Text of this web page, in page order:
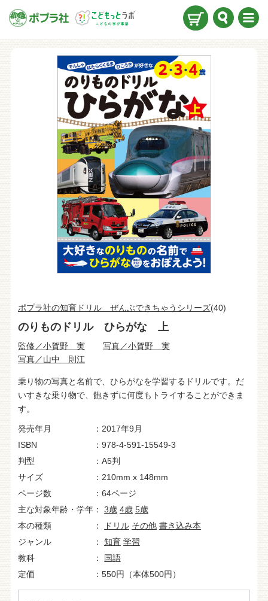
ュー
ポプラ社の知育ドリル ぜんぶできちゃうシリーズ(40)
のりものドリル ひらがな 上
監修／小賀野 実
写真／小賀野 実
写真／山中 則江
乗り物の写真と名前で、ひらがなを学習するドリルです。だ
いすきな乗り物で、飽きずに何度もトライすることができま
す。
発売年月
2017年9月
ISBN
978-4-591-15549-3
判型
A5判
サイズ
210mm x 148mm
ページ数
64ページ
主な対象年齢・学年
3歳 4歳 5歳
本の種類
ドリル その他 書き込み本
ジャンル
知育 学習
教科
国語
定価
550円（本体500円）